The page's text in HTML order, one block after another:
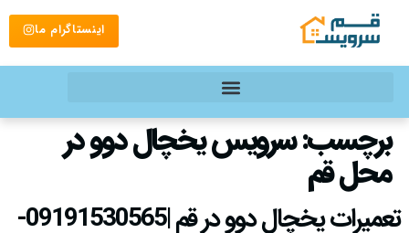
اینستاگرام ما
برچسب:سرویس یخچال دوو در
محل قم
تعمیرات یخچال دوو در قم |09191530565-